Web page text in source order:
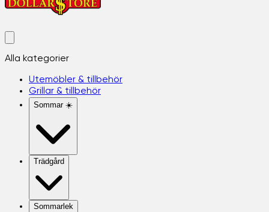
Alla kategorier
Utemöbler & tillbehör
Grillar & tillbehör
Sommar ☀️
Trädgård
Sommarlek